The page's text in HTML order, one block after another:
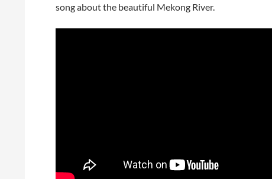
song about the beautiful Mekong River.